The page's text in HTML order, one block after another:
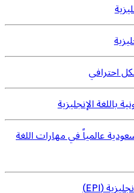
باللغة الإنجليزية
عالمياً في مهارات اللغة